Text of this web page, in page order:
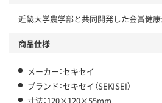
近畿大学農学部と共同開発した金賞健康
商品仕様
メーカー：セキセイ
ブランド：セキセイ（SEKISEI）
寸法：120×120×55mm